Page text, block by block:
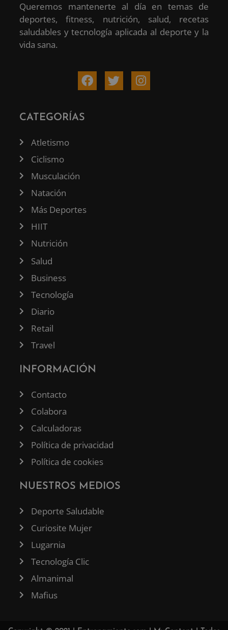
Queremos mantenerte al día en temas de
deportes, fitness, nutrición, salud, recetas
saludables y tecnología aplicada al deporte y la
vida sana.
CATEGORÍAS
Atletismo
Ciclismo
Musculación
Natación
Más Deportes
HIIT
Nutrición
Salud
Business
Tecnología
Diario
Retail
Travel
INFORMACIÓN
Contacto
Colabora
Calculadoras
Política de privacidad
Política de cookies
NUESTROS MEDIOS
Deporte Saludable
Curiosite Mujer
Lugarnia
Tecnología Clic
Almanimal
Mafius